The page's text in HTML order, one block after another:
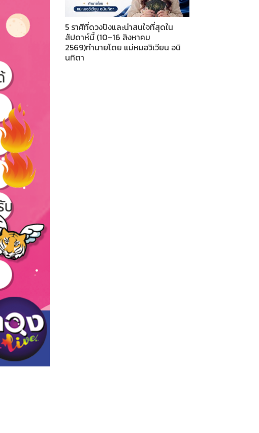
5 ราศีที่ดวงปังและน่าสนใจที่สุดใน
สัปดาห์นี้ (10–16 สิงหาคม
2569)ทำนายโดย แม่หมอวิเวียน อนิ
นทิตา